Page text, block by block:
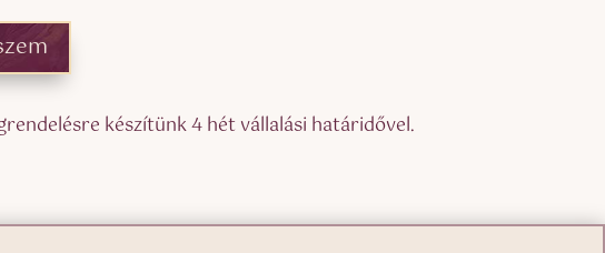
készítünk 4 hét vállalási határidővel.